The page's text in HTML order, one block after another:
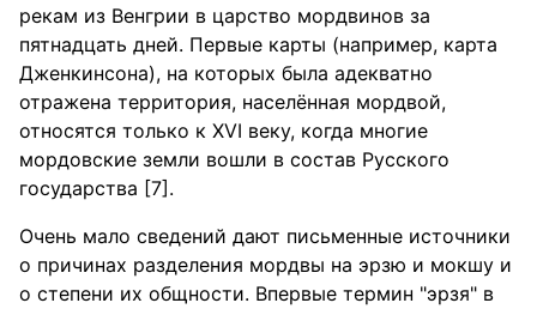
рекам из Венгрии в царство мордвинов за
пятнадцать дней. Первые карты (например, карта
Дженкинсона), на которых была адекватно
отражена территория, населённая мордвой,
относятся только к XVI веку, когда многие
мордовские земли вошли в состав Русского
государства [7].
Очень мало сведений дают письменные источники
о причинах разделения мордвы на эрзю и мокшу и
о степени их общности. Впервые термин "эрзя" в